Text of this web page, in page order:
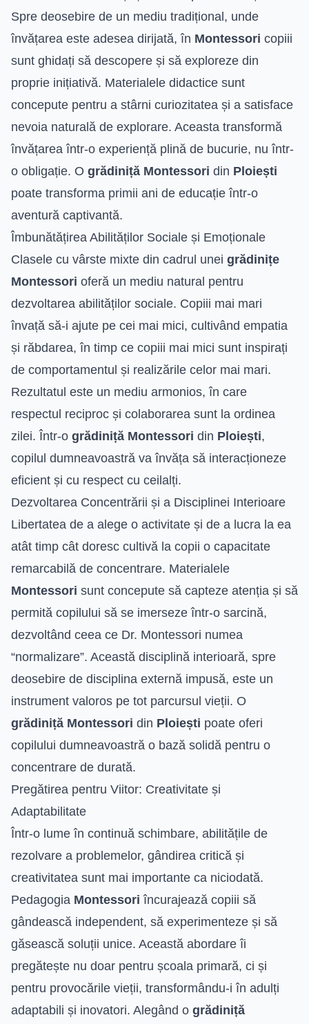
Spre deosebire de un mediu tradițional, unde
învățarea este adesea dirijată, în Montessori copiii
sunt ghidați să descopere și să exploreze din
proprie inițiativă. Materialele didactice sunt
concepute pentru a stârni curiozitatea și a satisface
nevoia naturală de explorare. Aceasta transformă
învățarea într-o experiență plină de bucurie, nu într-
o obligație. O grădiniță Montessori din Ploiești
poate transforma primii ani de educație într-o
aventură captivantă.
Îmbunătățirea Abilităților Sociale și Emoționale
Clasele cu vârste mixte din cadrul unei grădinițe
Montessori oferă un mediu natural pentru
dezvoltarea abilităților sociale. Copiii mai mari
învață să-i ajute pe cei mai mici, cultivând empatia
și răbdarea, în timp ce copiii mai mici sunt inspirați
de comportamentul și realizările celor mai mari.
Rezultatul este un mediu armonios, în care
respectul reciproc și colaborarea sunt la ordinea
zilei. Într-o grădiniță Montessori din Ploiești,
copilul dumneavoastră va învăța să interacționeze
eficient și cu respect cu ceilalți.
Dezvoltarea Concentrării și a Disciplinei Interioare
Libertatea de a alege o activitate și de a lucra la ea
atât timp cât doresc cultivă la copii o capacitate
remarcabilă de concentrare. Materialele
Montessori sunt concepute să capteze atenția și să
permită copilului să se imerseze într-o sarcină,
dezvoltând ceea ce Dr. Montessori numea
“normalizare”. Această disciplină interioară, spre
deosebire de disciplina externă impusă, este un
instrument valoros pe tot parcursul vieții. O
grădiniță Montessori din Ploiești poate oferi
copilului dumneavoastră o bază solidă pentru o
concentrare de durată.
Pregătirea pentru Viitor: Creativitate și
Adaptabilitate
Într-o lume în continuă schimbare, abilitățile de
rezolvare a problemelor, gândirea critică și
creativitatea sunt mai importante ca niciodată.
Pedagogia Montessori încurajează copiii să
gândească independent, să experimenteze și să
găsească soluții unice. Această abordare îi
pregătește nu doar pentru școala primară, ci și
pentru provocările vieții, transformându-i în adulți
adaptabili și inovatori. Alegând o grădiniță